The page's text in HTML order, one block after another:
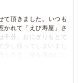
て頂きました。いつも
かれて「えび寿屋」さ
十分、おにぎりもとて
少し残ってしまいまし
うので、味を薄めにし
しいなと思いました。